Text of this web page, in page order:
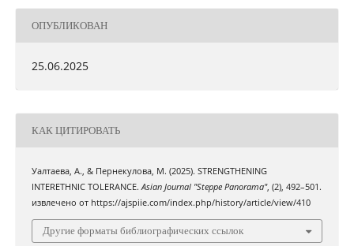
ОПУБЛИКОВАН
25.06.2025
КАК ЦИТИРОВАТЬ
Уалтаева, А., & Пернекулова, М. (2025). STRENGTHENING
INTERETHNIC TOLERANCE.Asian Journal "Steppe Panorama", (2), 492–501.
извлечено от https://ajspiie.com/index.php/history/article/view/410
Другие форматы библиографических ссылок